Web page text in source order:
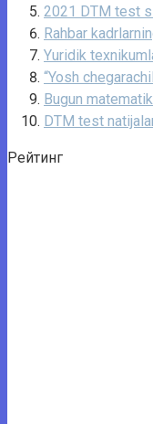
2021 DTM test
Rahbar
Yuridik
“Yosh
Bugun
DTM test
Рейтинг